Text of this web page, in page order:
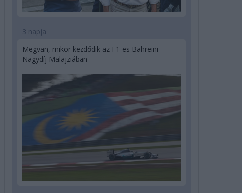
3 napja
Megvan, mikor kezdődik az F1-es Bahreini
Nagydíj Malajziában